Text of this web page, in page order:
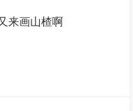
来画山楂啊